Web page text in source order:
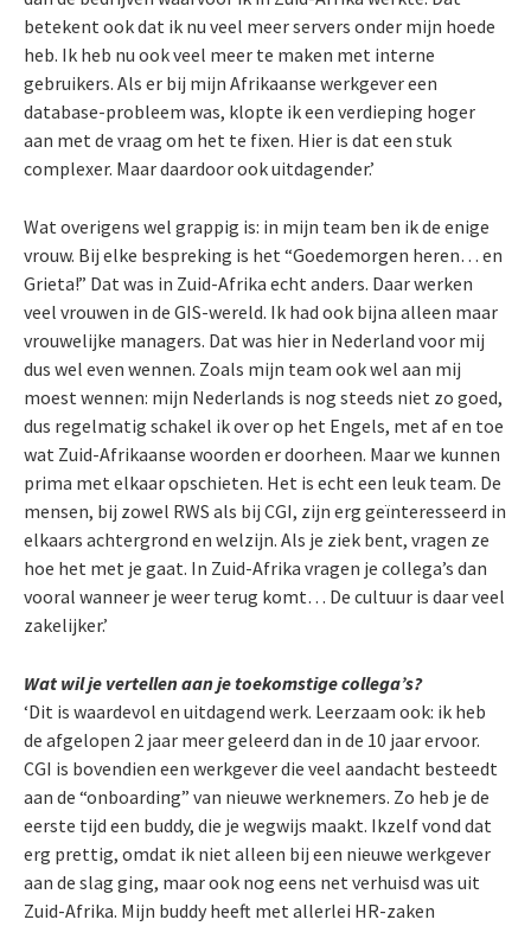
betekent ook dat ik nu veel meer servers onder mijn hoede
heb. Ik heb nu ook veel meer te maken met interne
gebruikers. Als er bij mijn Afrikaanse werkgever een
database-probleem was, klopte ik een verdieping hoger
aan met de vraag om het te fixen. Hier is dat een stuk
complexer. Maar daardoor ook uitdagender.’
Wat overigens wel grappig is: in mijn team ben ik de enige
vrouw. Bij elke bespreking is het “Goedemorgen heren… en
Grieta!” Dat was in Zuid-Afrika echt anders. Daar werken
veel vrouwen in de GIS-wereld. Ik had ook bijna alleen maar
vrouwelijke managers. Dat was hier in Nederland voor mij
dus wel even wennen. Zoals mijn team ook wel aan mij
moest wennen: mijn Nederlands is nog steeds niet zo goed,
dus regelmatig schakel ik over op het Engels, met af en toe
wat Zuid-Afrikaanse woorden er doorheen. Maar we kunnen
prima met elkaar opschieten. Het is echt een leuk team. De
mensen, bij zowel RWS als bij CGI, zijn erg geïnteresseerd in
elkaars achtergrond en welzijn. Als je ziek bent, vragen ze
hoe het met je gaat. In Zuid-Afrika vragen je collega’s dan
vooral wanneer je weer terug komt… De cultuur is daar veel
zakelijker.’
Wat wil je vertellen aan je toekomstige collega’s?
‘Dit is waardevol en uitdagend werk. Leerzaam ook: ik heb
de afgelopen 2 jaar meer geleerd dan in de 10 jaar ervoor.
CGI is bovendien een werkgever die veel aandacht besteedt
aan de “onboarding” van nieuwe werknemers. Zo heb je de
eerste tijd een buddy, die je wegwijs maakt. Ikzelf vond dat
erg prettig, omdat ik niet alleen bij een nieuwe werkgever
aan de slag ging, maar ook nog eens net verhuisd was uit
Zuid-Afrika. Mijn buddy heeft met allerlei HR-zaken